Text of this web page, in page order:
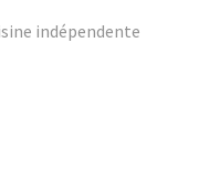
indépendente